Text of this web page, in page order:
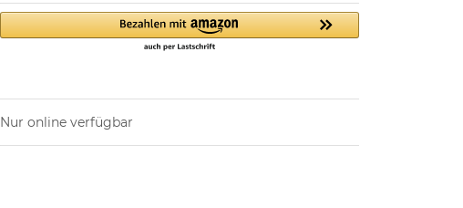
Nur online verfügbar